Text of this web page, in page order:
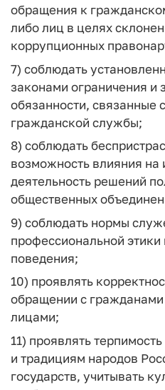
обращения к
либо лиц в целях
коррупционных
7) соблюдать
законами ограничения и
обязанности, связанные
гражданской службы;
8) соблюдать
возможность влияния
деятельность решений
общественных
9) соблюдать нормы
профессиональной
поведения;
10) проявлять
обращении с
лицами;
11) проявлять
и традициям народов
государств, учитывать